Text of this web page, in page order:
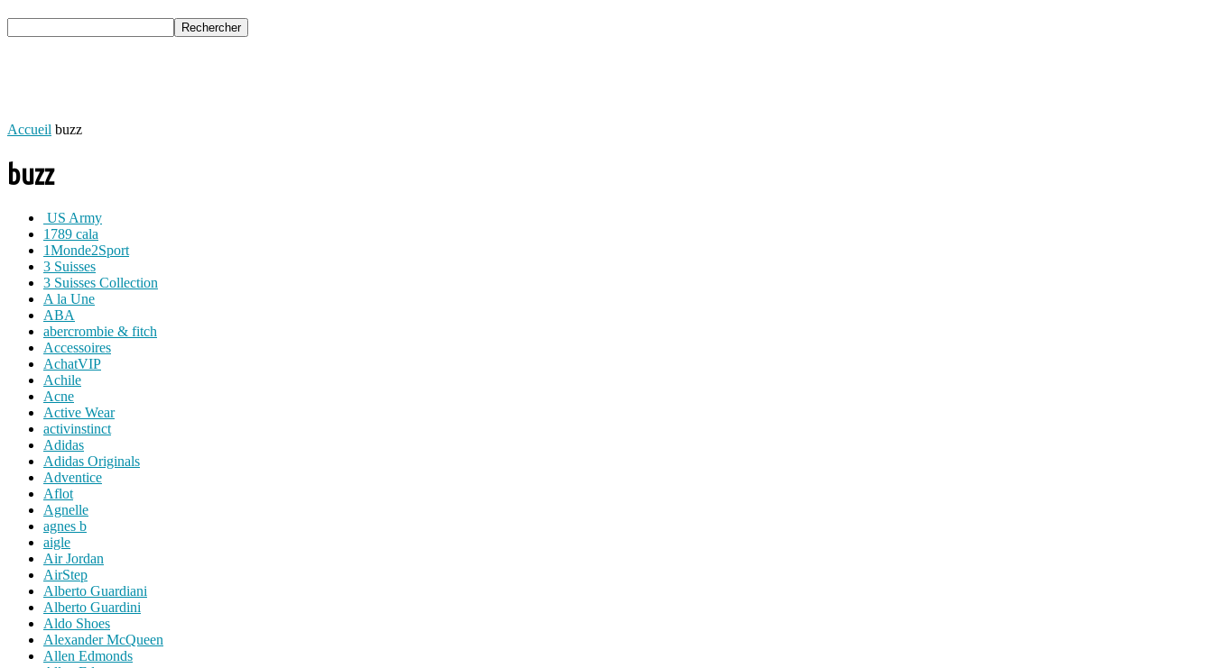
Accueil buzz
buzz
US Army
1789 cala
1Monde2Sport
3 Suisses
3 Suisses Collection
A la Une
ABA
abercrombie & fitch
Accessoires
AchatVIP
Achile
Acne
Active Wear
activinstinct
Adidas
Adidas Originals
Adventice
Aflot
Agnelle
agnes b
aigle
Air Jordan
AirStep
Alberto Guardiani
Alberto Guardini
Aldo Shoes
Alexander McQueen
Allen Edmonds